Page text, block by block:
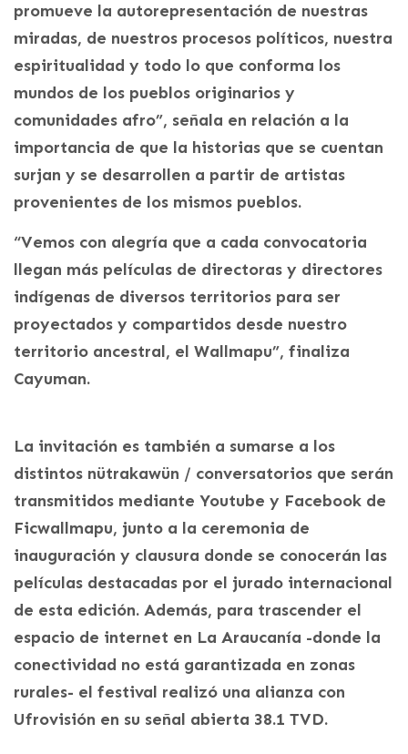
promueve la autorepresentación de nuestras
miradas, de nuestros procesos políticos, nuestra
espiritualidad y todo lo que conforma los
mundos de los pueblos originarios y
comunidades afro”, señala en relación a la
importancia de que la historias que se cuentan
surjan y se desarrollen a partir de artistas
provenientes de los mismos pueblos.
“Vemos con alegría que a cada convocatoria
llegan más películas de directoras y directores
indígenas de diversos territorios para ser
proyectados y compartidos desde nuestro
territorio ancestral, el Wallmapu”, finaliza
Cayuman.
La invitación es también a sumarse a los
distintos nütrakawün / conversatorios que serán
transmitidos mediante Youtube y Facebook de
Ficwallmapu, junto a la ceremonia de
inauguración y clausura donde se conocerán las
películas destacadas por el jurado internacional
de esta edición. Además, para trascender el
espacio de internet en La Araucanía -donde la
conectividad no está garantizada en zonas
rurales- el festival realizó una alianza con
Ufrovisión en su señal abierta 38.1 TVD.